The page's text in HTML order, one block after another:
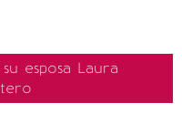
esposa Laura